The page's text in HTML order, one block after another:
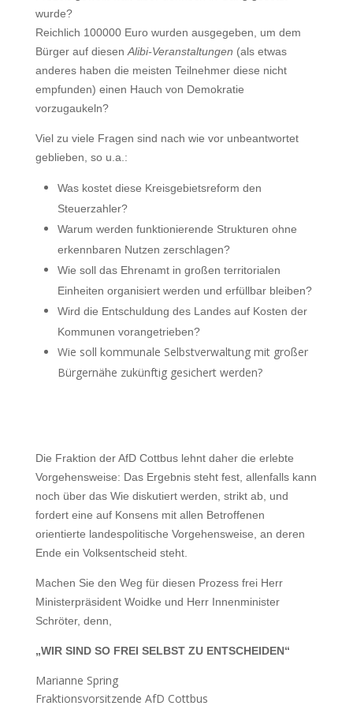
wurde?
Reichlich 100000 Euro wurden ausgegeben, um dem
Bürger auf diesen Alibi-Veranstaltungen (als etwas
anderes haben die meisten Teilnehmer diese nicht
empfunden) einen Hauch von Demokratie
vorzugaukeln?
Viel zu viele Fragen sind nach wie vor unbeantwortet
geblieben, so u.a.:
Was kostet diese Kreisgebietsreform den
Steuerzahler?
Warum werden funktionierende Strukturen ohne
erkennbaren Nutzen zerschlagen?
Wie soll das Ehrenamt in großen territorialen
Einheiten organisiert werden und erfüllbar bleiben?
Wird die Entschuldung des Landes auf Kosten der
Kommunen vorangetrieben?
Wie soll kommunale Selbstverwaltung mit großer
Bürgernähe zukünftig gesichert werden?
Die Fraktion der AfD Cottbus lehnt daher die erlebte
Vorgehensweise: Das Ergebnis steht fest, allenfalls kann
noch über das Wie diskutiert werden, strikt ab, und
fordert eine auf Konsens mit allen Betroffenen
orientierte landespolitische Vorgehensweise, an deren
Ende ein Volksentscheid steht.
Machen Sie den Weg für diesen Prozess frei Herr
Ministerpräsident Woidke und Herr Innenminister
Schröter, denn,
„WIR SIND SO FREI SELBST ZU ENTSCHEIDEN“
Marianne Spring
Fraktionsvorsitzende AfD Cottbus